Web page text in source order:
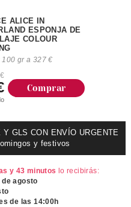
ALICE IN
ESPONJA DE
COLOUR
gr a 327 €
Comprar
GLS CON ENVÍO URGENTE
y festivos
y 43 minutos lo recibirás:
de agosto
de las 14:00h